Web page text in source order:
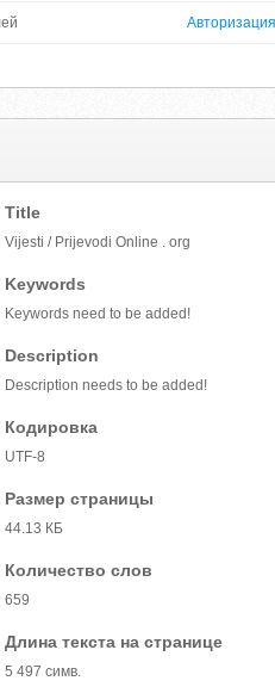
Авторизация
Title
Vijesti / Prijevodi Online . org
Keywords
Keywords need to be added!
Description
Description needs to be added!
Кодировка
UTF-8
Размер страницы
44.13 КБ
Количество слов
659
Длина текста на странице
5 497 симв.